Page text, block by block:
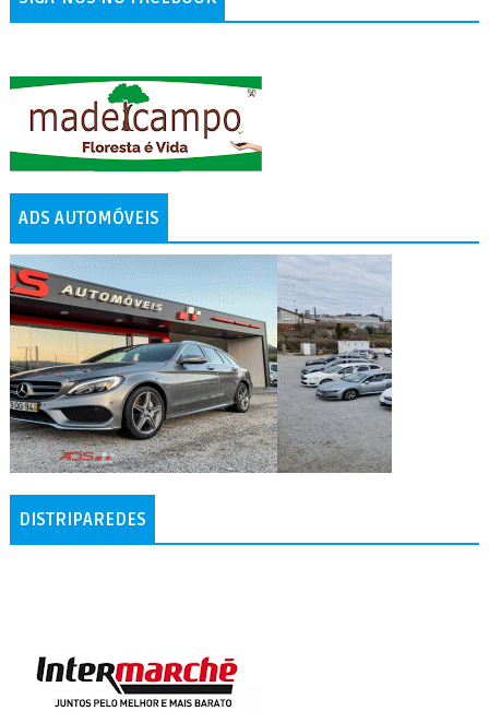
ADS AUTOMÓVEIS
DISTRIPAREDES